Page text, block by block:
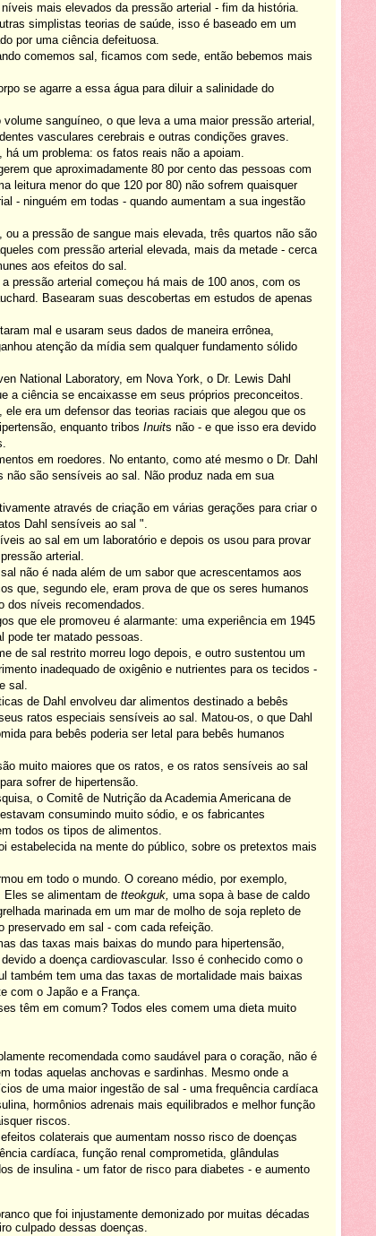
mais elevados da pressão arterial - fim da história.
simplistas teorias de saúde, isso é baseado em um
por uma ciência defeituosa.
comemos sal, ficamos com sede, então bebemos mais
se agarre a essa água para diluir a salinidade do
sanguíneo, o que leva a uma maior pressão arterial,
vasculares cerebrais e outras condições graves.
um problema: os fatos reais não a apoiam.
que aproximadamente 80 por cento das pessoas com
leitura menor do que 120 por 80) não sofrem quaisquer
- ninguém em todas - quando aumentam a sua ingestão
ou a pressão de sangue mais elevada, três quartos não são
com pressão arterial elevada, mais da metade - cerca
aos efeitos do sal.
pressão arterial começou há mais de 100 anos, com os
Basearam suas descobertas em estudos de apenas
mal e usaram seus dados de maneira errônea,
atenção da mídia sem qualquer fundamento sólido
National Laboratory, em Nova York, o Dr. Lewis Dahl
a ciência se encaixasse em seus próprios preconceitos.
era um defensor das teorias raciais que alegou que os
enquanto tribos Inuits não - e que isso era devido
em roedores. No entanto, como até mesmo o Dr. Dahl
não são sensíveis ao sal. Não produz nada em sua
através de criação em várias gerações para criar o
Dahl sensíveis ao sal ".
ao sal em um laboratório e depois os usou para provar
arterial.
não é nada além de um sabor que acrescentamos aos
que, segundo ele, eram prova de que os seres humanos
dos níveis recomendados.
que ele promoveu é alarmante: uma experiência em 1945
pode ter matado pessoas.
de sal restrito morreu logo depois, e outro sustentou um
inadequado de oxigênio e nutrientes para os tecidos -
sal.
de Dahl envolveu dar alimentos destinado a bebês
ratos especiais sensíveis ao sal. Matou-os, o que Dahl
para bebês poderia ser letal para bebês humanos
muito maiores que os ratos, e os ratos sensíveis ao sal
sofrer de hipertensão.
o Comitê de Nutrição da Academia Americana de
consumindo muito sódio, e os fabricantes
todos os tipos de alimentos.
estabelecida na mente do público, sobre os pretextos mais
em todo o mundo. O coreano médio, por exemplo,
Eles se alimentam de tteokguk, uma sopa à base de caldo
marinada em um mar de molho de soja repleto de
preservado em sal - com cada refeição.
das taxas mais baixas do mundo para hipertensão,
a doença cardiovascular. Isso é conhecido como o
também tem uma das taxas de mortalidade mais baixas
com o Japão e a França.
têm em comum? Todos eles comem uma dieta muito
recomendada como saudável para o coração, não é
todas aquelas anchovas e sardinhas. Mesmo onde a
de uma maior ingestão de sal - uma frequência cardíaca
hormônios adrenais mais equilibrados e melhor função
riscos.
colaterais que aumentam nosso risco de doenças
cardíaca, função renal comprometida, glândulas
de insulina - um fator de risco para diabetes - e aumento
que foi injustamente demonizado por muitas décadas
culpado dessas doenças.